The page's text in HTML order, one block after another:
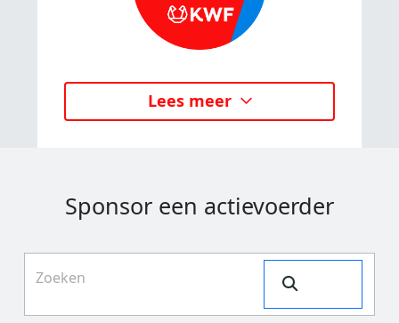
Lees meer
Sponsor een actievoerder